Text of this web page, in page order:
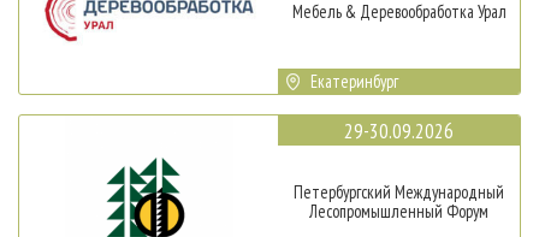
Мебель & Деревообработка Урал
Екатеринбург
29-30.09.2026
Петербургский Международный
Лесопромышленный Форум